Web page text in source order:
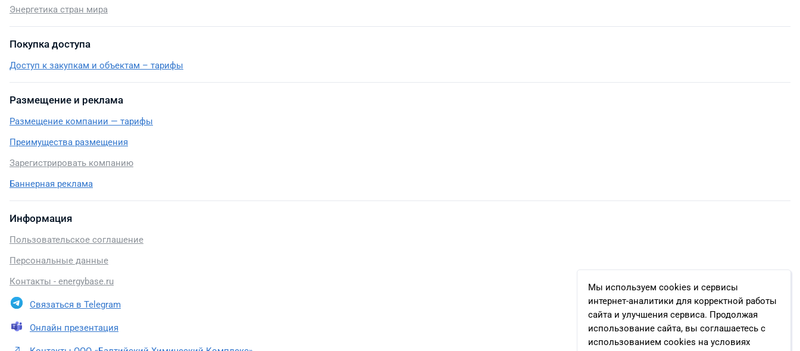
Мы используем cookies и сервисы
интернет-аналитики для корректной работы
сайта и улучшения сервиса. Продолжая
использование сайта, вы соглашаетесь с
использованием cookies на условиях
Энергетика стран мира
Покупка доступа
Доступ к закупкам и объектам – тарифы
Размещение и реклама
Размещение компании — тарифы
Преимущества размещения
Зарегистрировать компанию
Баннерная реклама
Информация
Пользовательское соглашение
Персональные данные
Контакты - energybase.ru
Связаться в Telegram
Онлайн презентация